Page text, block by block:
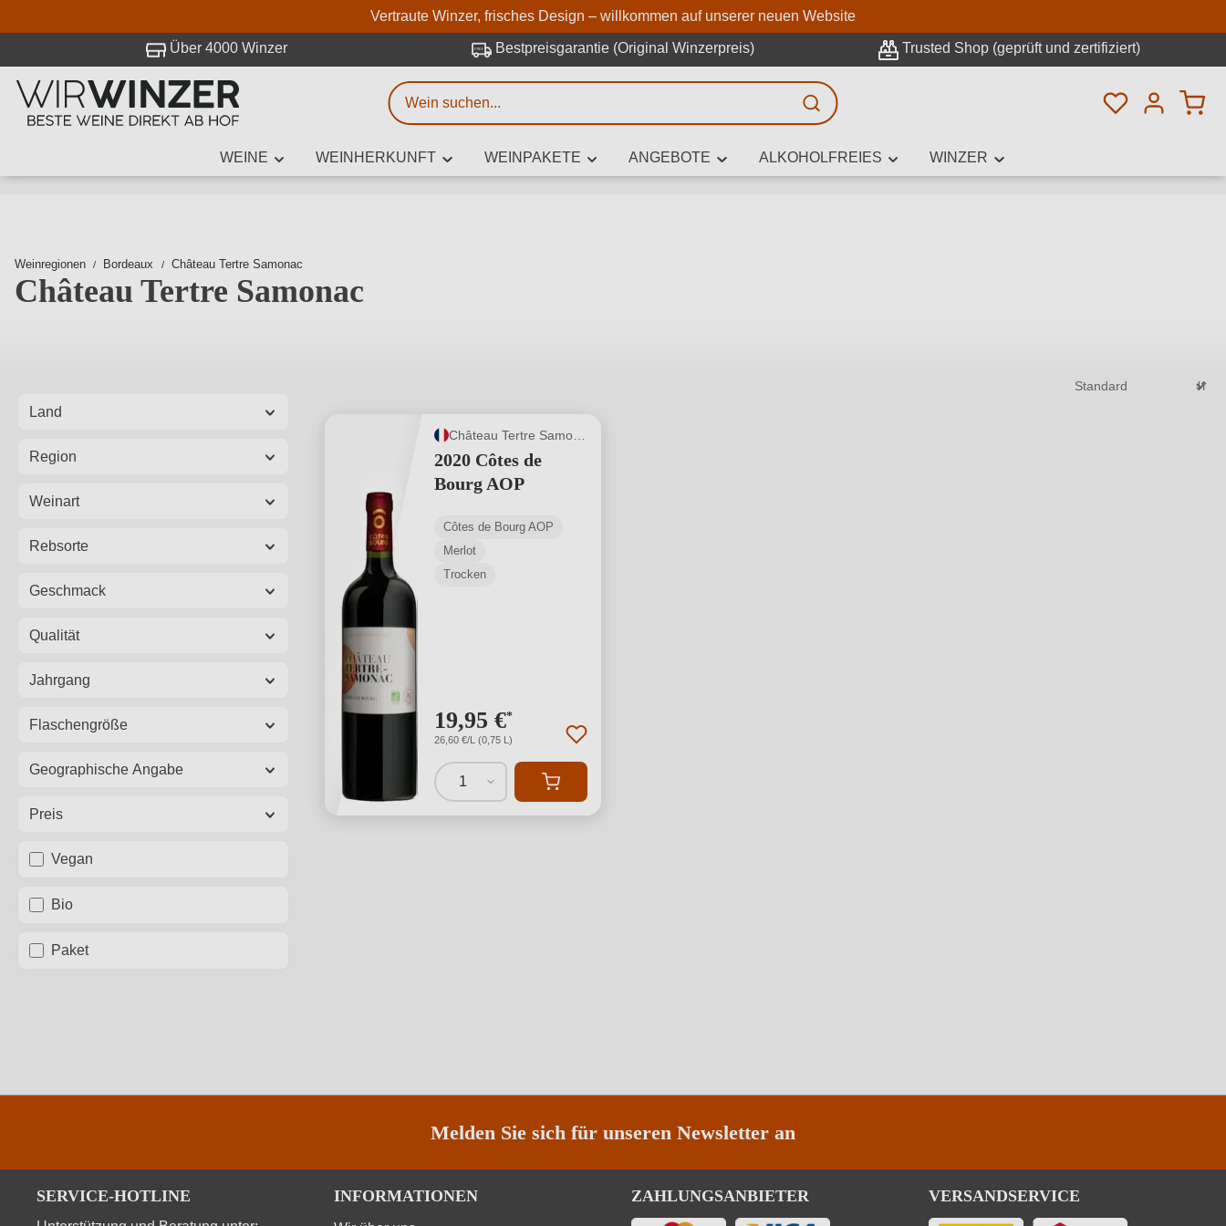
Zum Hauptinhalt springen
Zur Suche springen
Zur Hauptnavigation springen
Vertraute Winzer, frisches Design – willkommen auf unserer neuen Website
Über 4000 Winzer Bestpreisgarantie (Original Winzerpreis) Trusted Shop (geprüft und zertifiziert)
Du hast 0
WEINE WEINHERKUNFT WEINPAKETE ANGEBOTE ALKOHOLFREIES WINZER
Weinregionen Bordeaux Château Tertre Samonac
Château Tertre Samonac
Land
Region
Weinart
Rebsorte
Geschmack
Qualität
Jahrgang
Flaschengröße
Geographische Angabe
Preis
Vegan
Bio
Paket
2020 Côtes de
Bourg AOP
Côtes de Bourg AOP
Merlot
Trocken
19,95 €*
26,60 €/L (0,75 L)
1
Melden Sie sich für unseren Newsletter an
SERVICE-HOTLINE INFORMATIONEN ZAHLUNGSANBIETER VERSANDSERVICE
Weinsuche
Mindestens 3 Zeichen eingeben
Erweiterte Suche
Beschreiben Sie, welchen Wein Sie suchen – ob nach Geschmack, Anlass, Weinnamen,
bei WirWinzer.